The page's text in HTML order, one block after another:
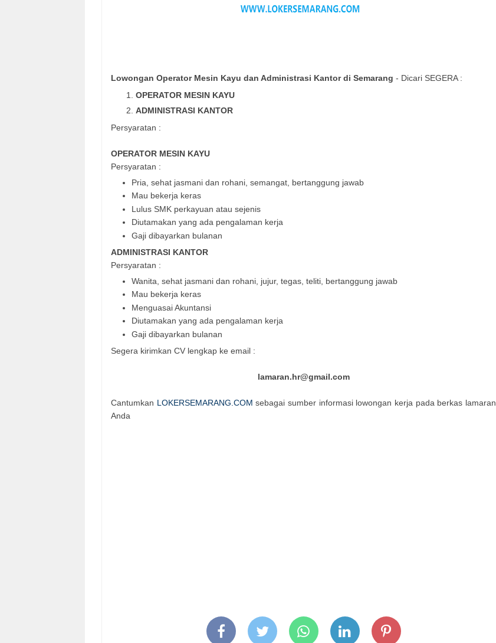
Lowongan Operator Mesin Kayu dan Administrasi Kantor di Semarang - Dicari SEGERA :
OPERATOR MESIN KAYU
ADMINISTRASI KANTOR
Persyaratan :
OPERATOR MESIN KAYU
Persyaratan :
Pria, sehat jasmani dan rohani, semangat, bertanggung jawab
Mau bekerja keras
Lulus SMK perkayuan atau sejenis
Diutamakan yang ada pengalaman kerja
Gaji dibayarkan bulanan
ADMINISTRASI KANTOR
Persyaratan :
Wanita, sehat jasmani dan rohani, jujur, tegas, teliti, bertanggung jawab
Mau bekerja keras
Menguasai Akuntansi
Diutamakan yang ada pengalaman kerja
Gaji dibayarkan bulanan
Segera kirimkan CV lengkap ke email :
lamaran.hr@gmail.com
Cantumkan LOKERSEMARANG.COM sebagai sumber informasi lowongan kerja pada berkas lamaran
Anda